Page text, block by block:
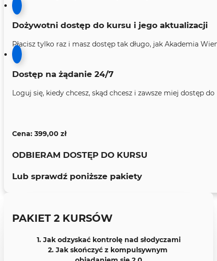
Dożywotni dostęp do kursu i jego aktualizacji
​Płacisz tylko raz i masz dostęp tak długo, jak Akademia
Dostęp na żądanie 24/7
​Loguj się, kiedy chcesz, skąd chcesz i zawsze miej dostęp
Cena: 399,00 zł
ODBIERAM DOSTĘP DO KURSU
Lub sprawdź poniższe pakiety
PAKIET 2 KURSÓW
1. Jak odzyskać kontrolę nad słodyczami
2. Jak skończyć z kompulsywnym